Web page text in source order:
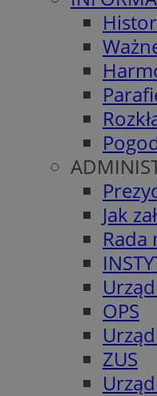
Jak
Rada
OPS
ZUS